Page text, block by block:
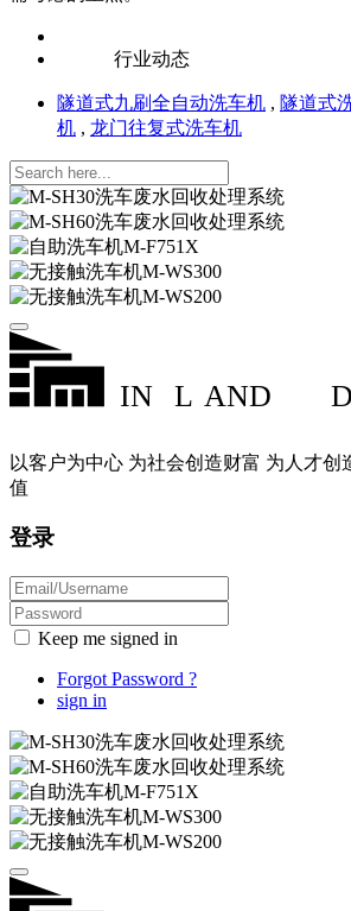
行业动态
隧道式九刷全自动洗车机 , 隧道式
机 , 龙门往复式洗车机
IN L AND
以客户为中心 为社会创造财富 为人才创
值
登录
Keep me signed in
Forgot Password ?
sign in